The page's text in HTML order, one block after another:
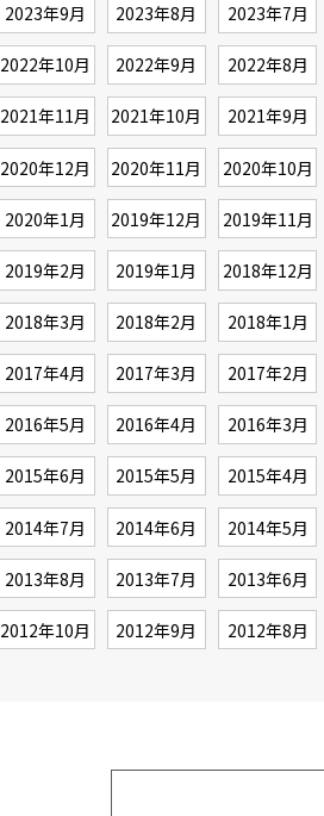
2023年9月 2023年8月 2023年7月
2022年10月 2022年9月 2022年8月
2021年11月 2021年10月 2021年9月
2020年12月 2020年11月 2020年10月
2020年1月 2019年12月 2019年11月
2019年2月 2019年1月 2018年12月
2018年3月 2018年2月 2018年1月
2017年4月 2017年3月 2017年2月
2016年5月 2016年4月 2016年3月
2015年6月 2015年5月 2015年4月
2014年7月 2014年6月 2014年5月
2013年8月 2013年7月 2013年6月
2012年10月 2012年9月 2012年8月